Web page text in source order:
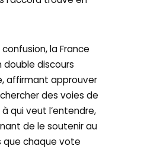
la France
discours
affirmant approuver
des voies de
qui veut l’entendre,
de le soutenir au
que chaque vote